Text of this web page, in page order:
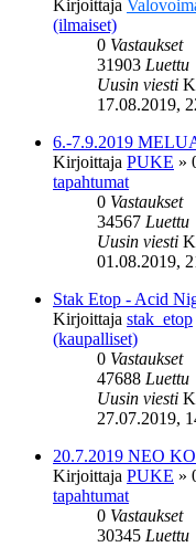
Kirjoittaja
(ilmaiset)
0 Vastaukset
31903 Luettu
Uusin viesti
17.08.2019,
6.-7.9.2019
Kirjoittaja PUKE »
tapahtumat
0 Vastaukset
34567 Luettu
Uusin viesti
01.08.2019,
Stak Etop - Acid
Kirjoittaja stak_etop
(kaupalliset)
0 Vastaukset
47688 Luettu
Uusin viesti
27.07.2019,
20.7.2019 NEO
Kirjoittaja PUKE »
tapahtumat
0 Vastaukset
30345 Luettu